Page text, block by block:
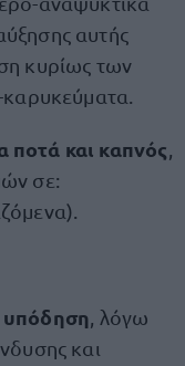
αυτής
κυρίως των
ποτά και καπνός
σε:
υπόδηση , λόγω
και